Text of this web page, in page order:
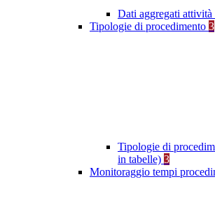
Dati aggregati attività
Tipologie di procedimento 3
Tipologie di
in tabelle) 3
Monitoraggio tempi